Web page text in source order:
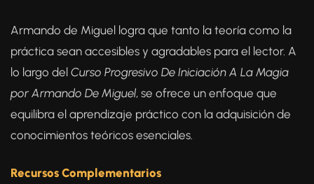
Armando de Miguel logra que tanto la teoría como la
práctica sean accesibles y agradables para el lector. A
lo largo del Curso Progresivo De Iniciación A La Magia
por Armando De Miguel, se ofrece un enfoque que
equilibra el aprendizaje práctico con la adquisición de
conocimientos teóricos esenciales.
Recursos Complementarios